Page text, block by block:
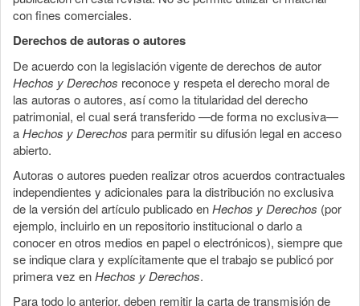
con fines comerciales.
Derechos de autoras o autores
De acuerdo con la legislación vigente de derechos de autor
Hechos y Derechos reconoce y respeta el derecho moral de
las autoras o autores, así como la titularidad del derecho
patrimonial, el cual será transferido —de forma no exclusiva—
aHechos y Derechos para permitir su difusión legal en acceso
abierto.
Autoras o autores pueden realizar otros acuerdos contractuales
independientes y adicionales para la distribución no exclusiva
de la versión del artículo publicado enHechos y Derechos (por
ejemplo, incluirlo en un repositorio institucional o darlo a
conocer en otros medios en papel o electrónicos), siempre que
se indique clara y explícitamente que el trabajo se publicó por
primera vez enHechos y Derechos.
Para todo lo anterior, deben remitir la carta de transmisión de